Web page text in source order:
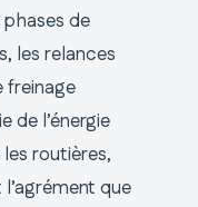
de
les relances
freinage
de l’énergie
routières,
que